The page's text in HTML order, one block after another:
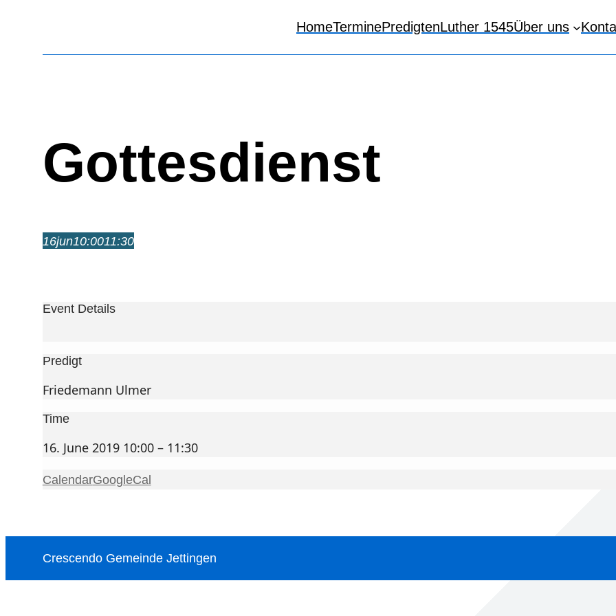
HomeTerminePredigtenLuther 1545Über uns
Gottesdienst
16jun10:0011:30
Event Details
Predigt
Friedemann Ulmer
Time
16. June 2019 10:00 – 11:30
CalendarGoogleCal
Crescendo Gemeinde Jettingen